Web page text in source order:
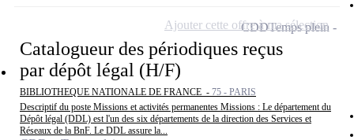
Catalogueur des périodiques reçus
par dépôt légal (H/F)
BIBLIOTHEQUE NATIONALE DE FRANCE - 75 - PARIS
Descriptif du poste Missions et activités permanentes Missions : Le département du
Dépôt légal (DDL) est l'un des six départements de la direction des Services et
Réseaux de la BnF. Le DDL assure la...
CDDTemps plein
Ajouter cette offre à ma sélection